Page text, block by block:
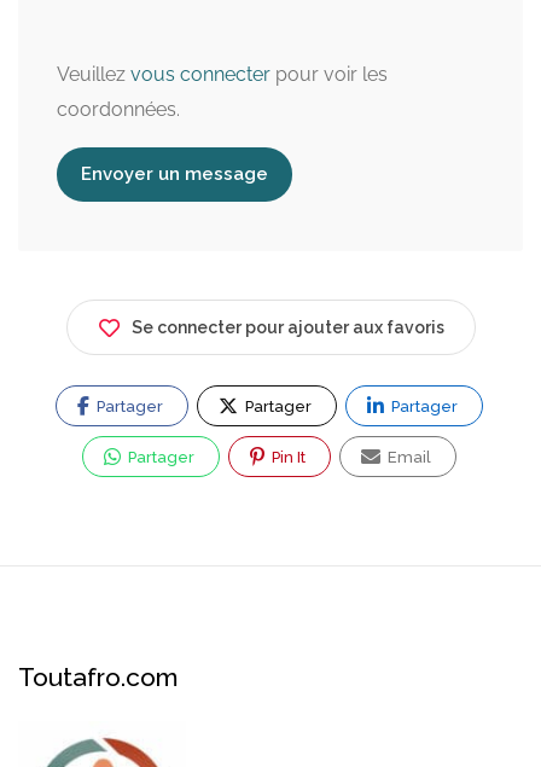
Veuillez vous connecter pour voir les
coordonnées.
Envoyer un message
Se connecter pour ajouter aux favoris
Partager Partager Partager
Partager Pin It Email
Toutafro.com